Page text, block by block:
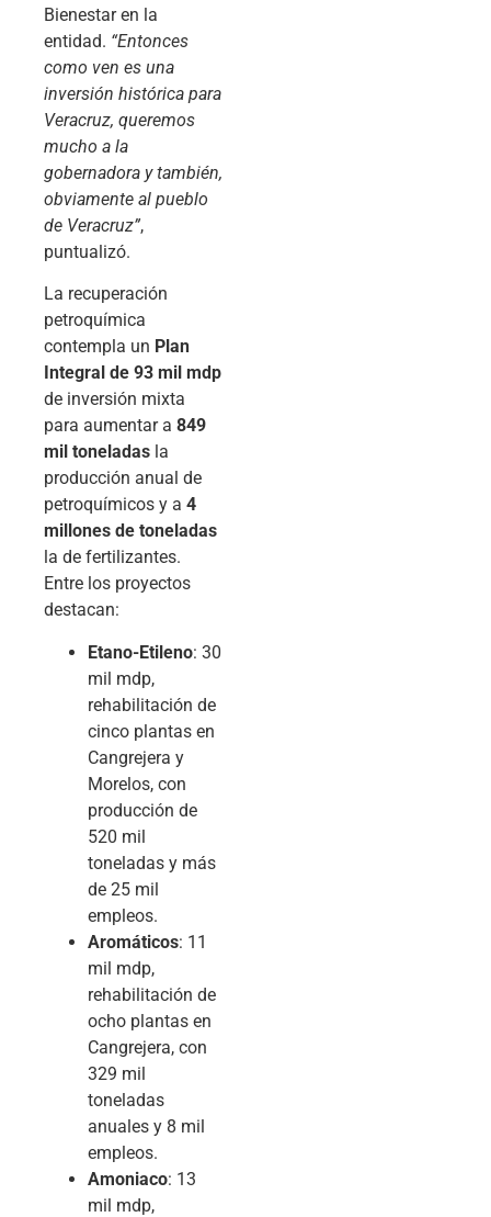
Bienestar en la
entidad. “Entonces
como ven es una
inversión histórica para
Veracruz, queremos
mucho a la
gobernadora y también,
obviamente al pueblo
de Veracruz”,
puntualizó.
La recuperación
petroquímica
contempla un Plan
Integral de 93 mil mdp
de inversión mixta
para aumentar a 849
mil toneladas la
producción anual de
petroquímicos y a 4
millones de toneladas
la de fertilizantes.
Entre los proyectos
destacan:
Etano-Etileno: 30
mil mdp,
rehabilitación de
cinco plantas en
Cangrejera y
Morelos, con
producción de
520 mil
toneladas y más
de 25 mil
empleos.
Aromáticos: 11
mil mdp,
rehabilitación de
ocho plantas en
Cangrejera, con
329 mil
toneladas
anuales y 8 mil
empleos.
Amoniaco: 13
mil mdp,